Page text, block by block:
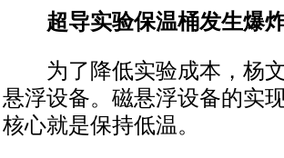
超导实验保温桶发生爆
为了降低实验成本，杨文
悬浮设备。磁悬浮设备的实
核心就是保持低温。